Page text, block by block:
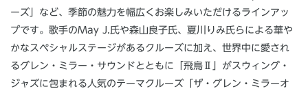
ーズ」など、季節の魅力を幅広くお楽しみいただけるラインアッ
プです。歌手のMay J.氏や森山良子氏、夏川りみ氏らによる華や
かなスペシャルステージがあるクルーズに加え、世界中に愛され
るグレン・ミラー・サウンドとともに「飛鳥Ⅱ」がスウィング・
ジャズに包まれる人気のテーマクルーズ「ザ・グレン・ミラーオ